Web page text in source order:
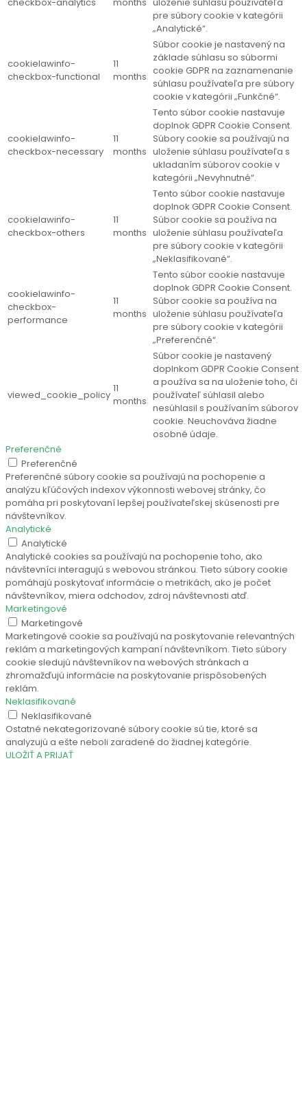
pre súbory cookie v kategórii
„Analytické“.
cookielawinfo-
checkbox-functional
11
months
Súbor cookie je nastavený na
základe súhlasu so súbormi
cookie GDPR na zaznamenanie
súhlasu používateľa pre súbory
cookie v kategórii „Funkčné“.
cookielawinfo-
checkbox-necessary
11
months
Tento súbor cookie nastavuje
doplnok GDPR Cookie Consent.
Súbory cookie sa používajú na
uloženie súhlasu používateľa s
ukladaním súborov cookie v
kategórii „Nevyhnutné“.
cookielawinfo-
checkbox-others
11
months
Tento súbor cookie nastavuje
doplnok GDPR Cookie Consent.
Súbor cookie sa používa na
uloženie súhlasu používateľa
pre súbory cookie v kategórii
„Neklasifikované“.
cookielawinfo-
checkbox-
performance
11
months
Tento súbor cookie nastavuje
doplnok GDPR Cookie Consent.
Súbor cookie sa používa na
uloženie súhlasu používateľa
pre súbory cookie v kategórii
„Preferenčné“.
viewed_cookie_policy
11
months
Súbor cookie je nastavený
doplnkom GDPR Cookie Consent
a používa sa na uloženie toho, či
používateľ súhlasil alebo
nesúhlasil s používaním súborov
cookie. Neuchováva žiadne
osobné údaje.
Preferenčné
Preferenčné
Preferenčné súbory cookie sa používajú na pochopenie a
analýzu kľúčových indexov výkonnosti webovej stránky, čo
pomáha pri poskytovaní lepšej používateľskej skúsenosti pre
návštevníkov.
Analytické
Analytické
Analytické cookies sa používajú na pochopenie toho, ako
návštevníci interagujú s webovou stránkou. Tieto súbory cookie
pomáhajú poskytovať informácie o metrikách, ako je počet
návštevníkov, miera odchodov, zdroj návštevnosti atď.
Marketingové
Marketingové
Marketingové cookie sa používajú na poskytovanie relevantných
reklám a marketingových kampaní návštevníkom. Tieto súbory
cookie sledujú návštevníkov na webových stránkach a
zhromažďujú informácie na poskytovanie prispôsobených
reklám.
Neklasifikované
Neklasifikované
Ostatné nekategorizované súbory cookie sú tie, ktoré sa
analyzujú a ešte neboli zaradené do žiadnej kategórie.
ULOŽIŤ A PRIJAŤ